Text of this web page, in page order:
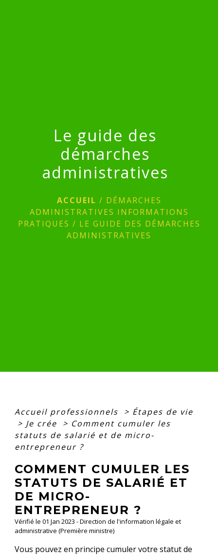
Le guide des
démarches
administratives
ACCUEIL / DÉMARCHES
ADMINISTRATIVES INFORMATIONS
PRATIQUES / LE GUIDE DES DÉMARCHES
ADMINISTRATIVES
Accueil professionnels > Étapes de vie
> Je crée > Comment cumuler les
statuts de salarié et de micro-
entrepreneur ?
COMMENT CUMULER LES
STATUTS DE SALARIÉ ET
DE MICRO-
ENTREPRENEUR ?
Vérifié le 01 Jan 2023 - Direction de l'information légale et
administrative (Première ministre)
Vous pouvez en principe cumuler votre statut de